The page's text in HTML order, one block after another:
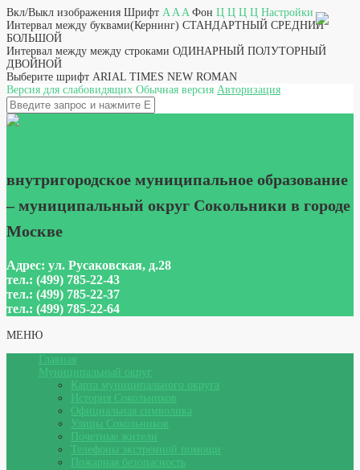
Вкл/Выкл изображения Шрифт A A A Фон Ц Ц Ц Ц Настройки
Интервал между буквами(Кернинг) СТАНДАРТНЫЙ СРЕДНИЙ
БОЛЬШОЙ
Интервал между между строками ОДИНАРНЫЙ ПОЛУТОРНЫЙ
ДВОЙНОЙ
Выберите шрифт ARIAL TIMES NEW ROMAN
Версия для слабовидящих Обычная версия Авторизация
внутригородское муниципальное образование
– муниципальный округ Сокольники в городе
Москве
Адрес: ул. Русаковская, д.28
тел.: (499) 785-22-43
тел.: (499) 785-22-37
тел.: (499) 785-22-64
МЕНЮ
Главная
Муниципальный округ
Карта муниципального округа
История Сокольников
Официальная символика
Улицы Сокольников
Почетные жители
Телефоны экстренной помощи
Пожарная безопасность